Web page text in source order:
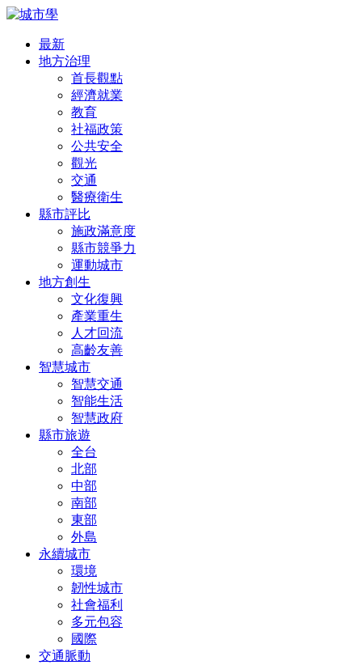
最新
地方治理
首長觀點
經濟就業
教育
社福政策
公共安全
觀光
交通
醫療衛生
縣市評比
施政滿意度
縣市競爭力
運動城市
地方創生
文化復興
產業重生
人才回流
高齡友善
智慧城市
智慧交通
智能生活
智慧政府
縣市旅遊
全台
北部
中部
南部
東部
外島
永續城市
環境
韌性城市
社會福利
多元包容
國際
交通脈動